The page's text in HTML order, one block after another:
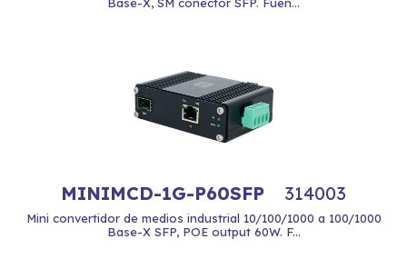
MINIMCD-1G-P60SFP 314003
Mini convertidor de medios industrial 10/100/1000 a 100/1000
Base-X SFP, POE output 60W. F...